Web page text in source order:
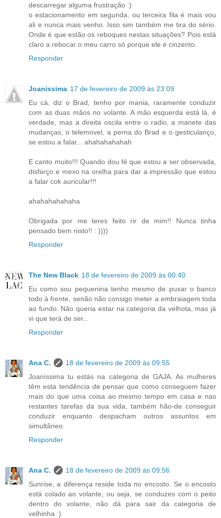
descarregar alguma frustração :)
o estacionamento em segunda, ou terceira fila é mais vou
ali e nunca mais venho. Isso sim também me tira do sério.
Onde é que estão os reboques nestas situações? Pois está
claro a rebocar o meu carro só porque ele é cinzento.
Responder
Joanissima 17 de fevereiro de 2009 às 23:09
Eu cá, diz o Brad, tenho por mania, raramente conduzir
com as duas mãos no volante. A mão esquerda está lá, é
verdade, mas a direita oscila entre o radio, a manete das
mudanças, o telemovel, a perna do Brad e o gesticulanço,
se estou a falar... ahahahahahah
E canto muito!!! Quando dou fé que estou a ser observada,
disfarço e mexo na orelha para dar a impressão que estou
a falar cok auricular!!!
ahahahahahaha
Obrigada por me teres feito rir de mim!! Nunca tinha
pensado bem nisto!! : ))))
Responder
The New Black 18 de fevereiro de 2009 às 00:40
Eu como sou pequenina tenho mesmo de puxar o banco
todo à frente, senão não consigo meter a embraiagem toda
ao fundo. Não queria estar na categoria da velhota, mas já
vi que terá de ser...
Responder
Ana C.
18 de fevereiro de 2009 às 09:55
Joaníssima tu estás na categoria de GAJA. As mulheres
têm esta tendência de pensar que como conseguem fazer
mais do que uma coisa ao mesmo tempo em casa e nas
restantes tarefas da sua vida, também hão-de conseguir
conduzir enquanto despacham outros assuntos em
simultâneo.
Responder
Ana C.
18 de fevereiro de 2009 às 09:56
Sunrise, a diferença reside toda no encosto. Se o encosto
está colado ao volante, ou seja, se conduzes com o peito
dentro do volante, não dá para sair da categoria de
velhinha :)